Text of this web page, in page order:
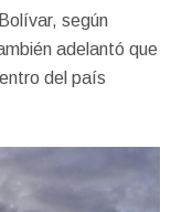
según
adelantó que
del país